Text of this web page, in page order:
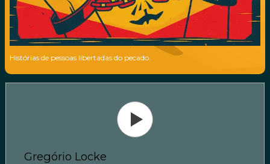
Histórias de pessoas libertadas do pecado.
Gregório Locke